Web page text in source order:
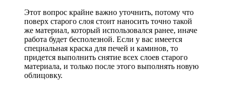
Этот вопрос крайне важно уточнить, потому что
поверх старого слоя стоит наносить точно такой
же материал, который использовался ранее, иначе
работа будет бесполезной. Если у вас имеется
специальная краска для печей и каминов, то
придется выполнить снятие всех слоев старого
материала, и только после этого выполнять новую
облицовку.